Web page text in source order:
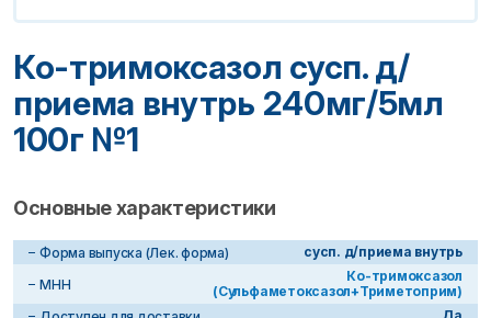
Ко-тримоксазол сусп. д/
приема внутрь 240мг/5мл
100г №1
Основные характеристики
Форма выпуска (Лек. форма)
сусп. д/приема внутрь
МНН
Ко-тримоксазол
(Сульфаметоксазол+Триметоприм)